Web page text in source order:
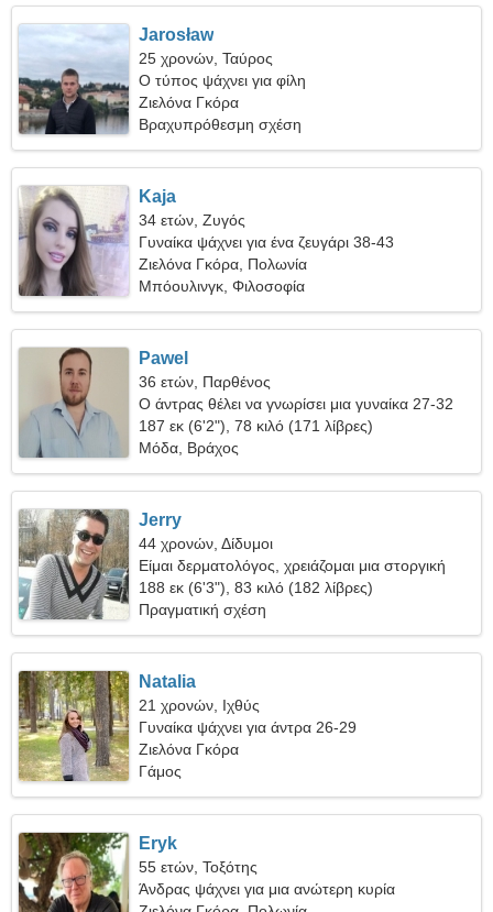
Jarosław
25 χρονών, Ταύρος
Ο τύπος ψάχνει για φίλη
Ζιελόνα Γκόρα
Βραχυπρόθεσμη σχέση
Kaja
34 ετών, Ζυγός
Γυναίκα ψάχνει για ένα ζευγάρι 38-43
Ζιελόνα Γκόρα, Πολωνία
Μπόουλινγκ, Φιλοσοφία
Pawel
36 ετών, Παρθένος
Ο άντρας θέλει να γνωρίσει μια γυναίκα 27-32
187 εκ (6'2"), 78 κιλό (171 λίβρες)
Μόδα, Βράχος
Jerry
44 χρονών, Δίδυμοι
Είμαι δερματολόγος, χρειάζομαι μια στοργική
γυναίκα
188 εκ (6'3"), 83 κιλό (182 λίβρες)
Πραγματική σχέση
Natalia
21 χρονών, Ιχθύς
Γυναίκα ψάχνει για άντρα 26-29
Ζιελόνα Γκόρα
Γάμος
Eryk
55 ετών, Τοξότης
Άνδρας ψάχνει για μια ανώτερη κυρία